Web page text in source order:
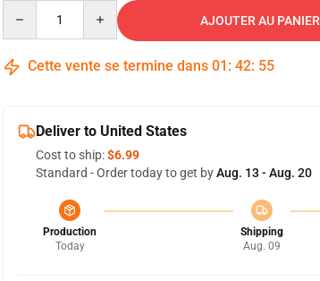
AJOUTER AU PANIER
Cette vente se termine dans 01 : 42: 54
Deliver to United States
Cost to ship:$6.99
Standard - Order today to get byAug. 13 - Aug. 20
Production
Today
Shipping
Aug. 09